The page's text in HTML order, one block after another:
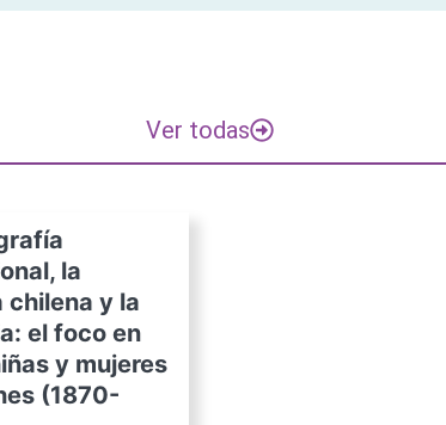
Ver todas
la
chilena y la
el foco en
y mujeres
(1870-